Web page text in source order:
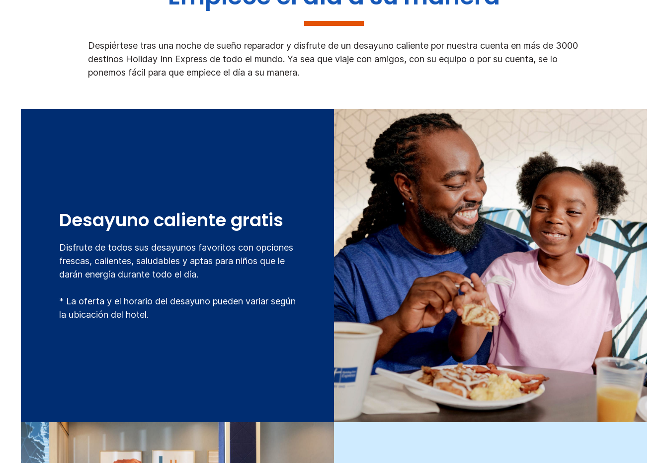
Despiértese tras una noche de sueño reparador y disfrute de un desayuno caliente por nuestra cuenta en más de 3000
destinos Holiday Inn Express de todo el mundo. Ya sea que viaje con amigos, con su equipo o por su cuenta, se lo
ponemos fácil para que empiece el día a su manera.
Desayuno caliente gratis
Disfrute de todos sus desayunos favoritos con opciones
frescas, calientes, saludables y aptas para niños que le
darán energía durante todo el día.
* La oferta y el horario del desayuno pueden variar según
la ubicación del hotel.